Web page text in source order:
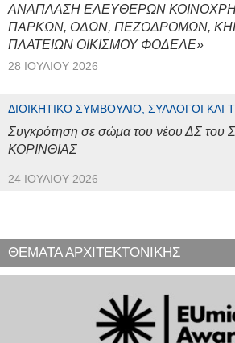
ΑΝΑΠΛΑΣΗ ΕΛΕΥΘΕΡΩΝ
ΠΑΡΚΩΝ, ΟΔΩΝ, ΠΕΖΟΔΡΟΜΩΝ,
ΠΛΑΤΕΙΩΝ ΟΙΚΙΣΜΟΥ ΦΟΔΕΛΕ»
28 ΙΟΥΛΊΟΥ 2026
ΔΙΟΙΚΗΤΙΚΌ ΣΥΜΒΟΎΛΙΟ, ΣΎΛΛΟΓΟΙ ΚΑΙ
Συγκρότηση σε σώμα του νέου ΔΣ
ΚΟΡΙΝΘΙΑΣ
24 ΙΟΥΛΊΟΥ 2026
ΘΕΜΑΤΑ ΑΡΧΙΤΕΚΤΟΝΙΚΗΣ